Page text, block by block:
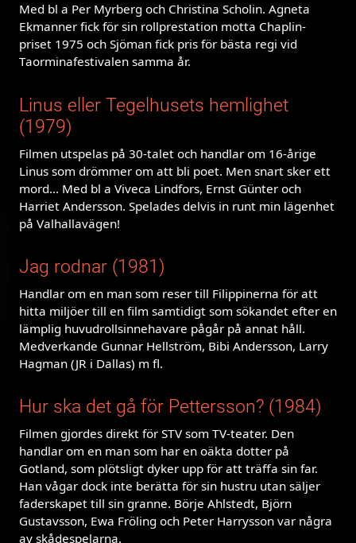
Med bl a Per Myrberg och Christina Scholin. Agneta
Ekmanner fick för sin rollprestation motta Chaplin-
priset 1975 och Sjöman fick pris för bästa regi vid
Taorminafestivalen samma år.
Linus eller Tegelhusets hemlighet
(1979)
Filmen utspelas på 30-talet och handlar om 16-årige
Linus som drömmer om att bli poet. Men snart sker ett
mord... Med bl a Viveca Lindfors, Ernst Günter och
Harriet Andersson. Spelades delvis in runt min lägenhet
på Valhallavägen!
Jag rodnar (1981)
Handlar om en man som reser till Filippinerna för att
hitta miljöer till en film samtidigt som sökandet efter en
lämplig huvudrollsinnehavare pågår på annat håll.
Medverkande Gunnar Hellström, Bibi Andersson, Larry
Hagman (JR i Dallas) m fl.
Hur ska det gå för Pettersson? (1984)
Filmen gjordes direkt för STV som TV-teater. Den
handlar om en man som har en oäkta dotter på
Gotland, som plötsligt dyker upp för att träffa sin far.
Han vågar dock inte berätta för sin hustru utan säljer
faderskapet till sin granne. Börje Ahlstedt, Björn
Gustavsson, Ewa Fröling och Peter Harrysson var några
av skådespelarna.